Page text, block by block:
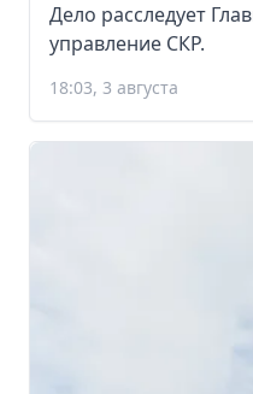
Дело расследует
управление СКР.
18:03, 3 августа